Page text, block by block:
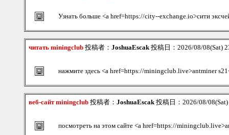
Узнать больше <a href=https://city--exchange.io>сити
читать miningclub 投稿者： JoshuaEscak投稿日：2026/08/08(Sat)
нажмите здесь <a href=https://miningclub.live>antminer
веб-сайт miningclub 投稿者： JoshuaEscak投稿日：2026/08/
посмотреть на этом сайте <a href=https://